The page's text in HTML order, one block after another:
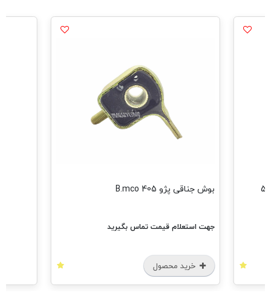
دسته موتور دوسرپیچ پژو 206 تیپ 5 بوش جناقی پژو 405 B.mco
جهت استعلام قیمت تماس بگیرید
خرید محصول